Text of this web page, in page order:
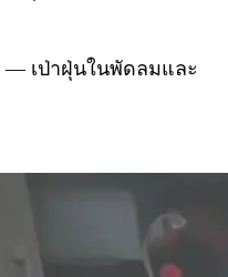
— เป่าฝุ่นในพัดลมและ